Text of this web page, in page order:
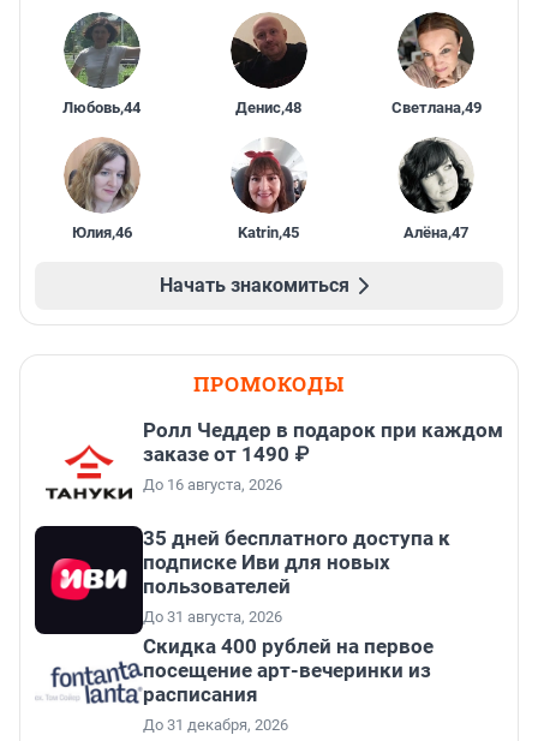
Любовь,44 Денис,48 Светлана,49
Юлия,46 Katrin,45 Алёна,47
Начать знакомиться
ПРОМОКОДЫ
Ролл Чеддер в подарок при каждом
заказе от 1490 ₽
До 16 августа, 2026
35 дней бесплатного доступа к
подписке Иви для новых
пользователей
До 31 августа, 2026
Cкидка 400 рублей на первое
посещение арт-вечеринки из
расписания
До 31 декабря, 2026